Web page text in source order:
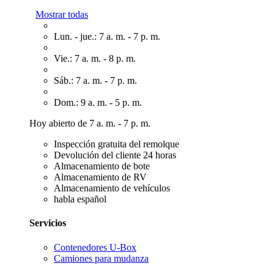
Mostrar todas
Lun. - jue.: 7 a. m. - 7 p. m.
Vie.: 7 a. m. - 8 p. m.
Sáb.: 7 a. m. - 7 p. m.
Dom.: 9 a. m. - 5 p. m.
Hoy abierto de 7 a. m. - 7 p. m.
Inspección gratuita del remolque
Devolución del cliente 24 horas
Almacenamiento de bote
Almacenamiento de RV
Almacenamiento de vehículos
habla español
Servicios
Contenedores U-Box
Camiones para mudanza